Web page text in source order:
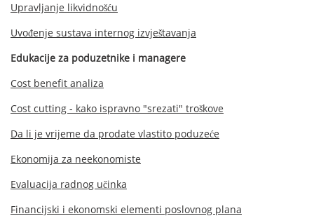
Upravljanje likvidnošću
Uvođenje sustava internog izvještavanja
Edukacije za poduzetnike i managere
Cost benefit analiza
Cost cutting - kako ispravno "srezati" troškove
Da li je vrijeme da prodate vlastito poduzeće
Ekonomija za neekonomiste
Evaluacija radnog učinka
Financijski i ekonomski elementi poslovnog plana